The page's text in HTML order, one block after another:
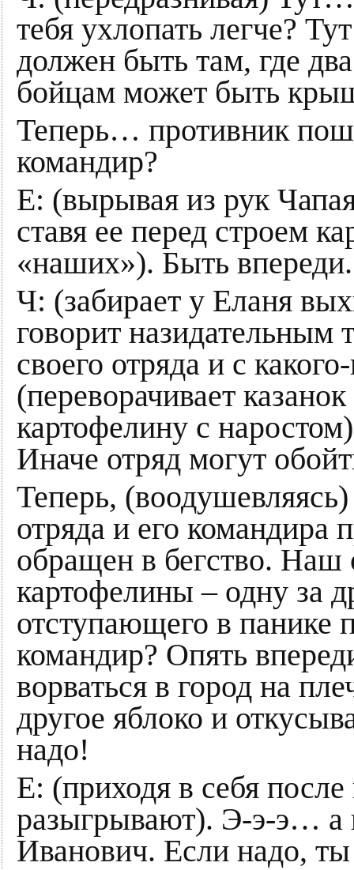
тебя ухлопать легче?
должен быть там, где
бойцам может быть
Теперь… противник
командир?
Е: (вырывая из рук
ставя ее перед строем
«наших»). Быть впереди.
Ч: (забирает у Еланя
говорит
своего отряда и с
(переворачивает
картофелину с
Иначе отряд могут
Теперь,
отряда и его командира
обращен в бегство. Наш
картофелины – одну за
отступающего в панике
командир? Опять
ворваться в город на
другое яблоко и
надо!
Е: (приходя в себя
разыгрывают). Э-э-э… а
Иванович. Если надо,